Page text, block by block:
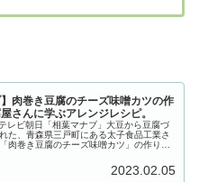
】肉巻き豆腐のチーズ味噌カツの作
さんに学ぶアレンジレシピ。
レビ朝日「相葉マナブ」大豆から豆腐づ
た、青森県三戸町にある太子食品工業さ
肉巻き豆腐のチーズ味噌カツ」の作り方
2023.02.05